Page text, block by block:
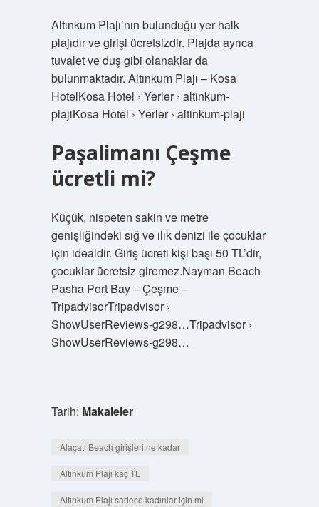
Altınkum Plajı’nın bulunduğu yer halk
plajıdır ve girişi ücretsizdir. Plajda ayrıca
tuvalet ve duş gibi olanaklar da
bulunmaktadır. Altınkum Plajı – Kosa
HotelKosa Hotel › Yerler › altinkum-
plajiKosa Hotel › Yerler › altinkum-plaji
Paşalimanı Çeşme
ücretli mi?
Küçük, nispeten sakin ve metre
genişliğindeki sığ ve ılık denizi ile çocuklar
için idealdir. Giriş ücreti kişi başı 50 TL’dir,
çocuklar ücretsiz giremez.Nayman Beach
Pasha Port Bay – Çeşme –
TripadvisorTripadvisor ›
ShowUserReviews-g298…Tripadvisor ›
ShowUserReviews-g298…
Tarih: Makaleler
Alaçatı Beach girişleri ne kadar
Altınkum Plajı kaç TL
Altınkum Plajı sadece kadınlar için mi